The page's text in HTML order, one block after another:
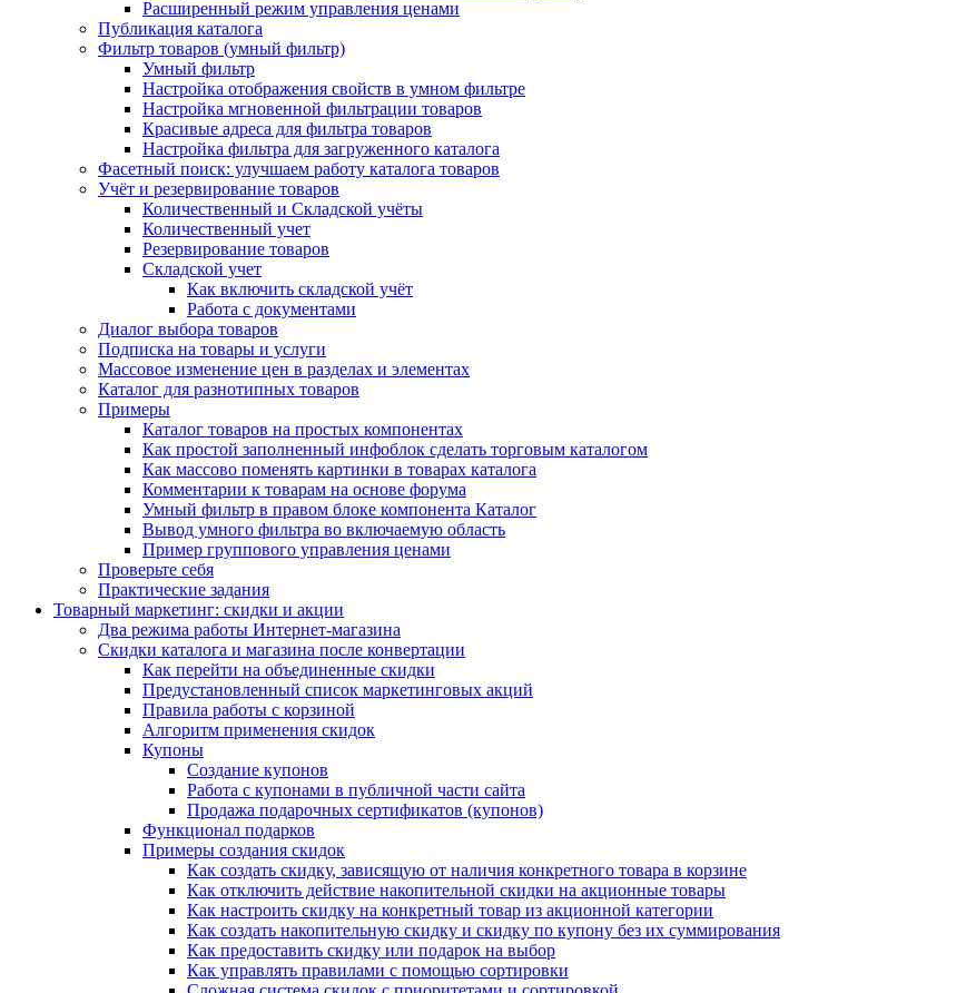
Расширенный режим управления ценами
Публикация каталога
Фильтр товаров (умный фильтр)
Умный фильтр
Настройка отображения свойств в умном фильтре
Настройка мгновенной фильтрации товаров
Красивые адреса для фильтра товаров
Настройка фильтра для загруженного каталога
Фасетный поиск: улучшаем работу каталога товаров
Учёт и резервирование товаров
Количественный и Складской учёты
Количественный учет
Резервирование товаров
Складской учет
Как включить складской учёт
Работа с документами
Диалог выбора товаров
Подписка на товары и услуги
Массовое изменение цен в разделах и элементах
Каталог для разнотипных товаров
Примеры
Каталог товаров на простых компонентах
Как простой заполненный инфоблок сделать торговым каталогом
Как массово поменять картинки в товарах каталога
Комментарии к товарам на основе форума
Умный фильтр в правом блоке компонента Каталог
Вывод умного фильтра во включаемую область
Пример группового управления ценами
Проверьте себя
Практические задания
Товарный маркетинг: скидки и акции
Два режима работы Интернет-магазина
Скидки каталога и магазина после конвертации
Как перейти на объединенные скидки
Предустановленный список маркетинговых акций
Правила работы с корзиной
Алгоритм применения скидок
Купоны
Создание купонов
Работа с купонами в публичной части сайта
Продажа подарочных сертификатов (купонов)
Функционал подарков
Примеры создания скидок
Как создать скидку, зависящую от наличия конкретного товара в корзине
Как отключить действие накопительной скидки на акционные товары
Как настроить скидку на конкретный товар из акционной категории
Как создать накопительную скидку и скидку по купону без их суммирования
Как предоставить скидку или подарок на выбор
Как управлять правилами с помощью сортировки